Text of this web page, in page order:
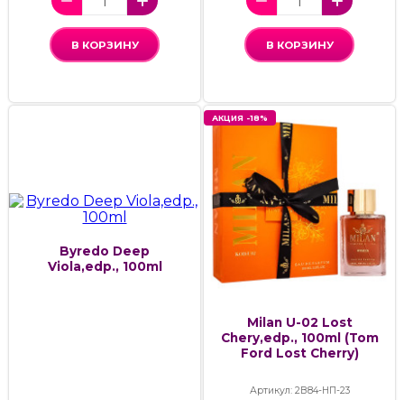
В КОРЗИНУ В КОРЗИНУ
Byredo Deep
Viola,edp., 100ml
АКЦИЯ -18%
Milan U-02 Lost
Chery,edp., 100ml (Tom
Ford Lost Cherry)
Артикул: 2В84-НП-23